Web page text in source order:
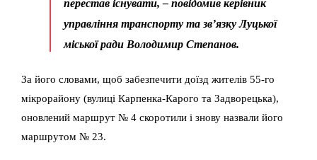
перестав існувати, – повідомив керівник
управління транспорту та зв’язку Луцької
міської ради Володимир Степанов.
За його словами, щоб забезпечити доїзд жителів 55-го
мікрорайону (вулиці Карпенка-Карого та Задворецька),
оновлений маршрут № 4 скоротили і знову назвали його
маршрутом № 23.